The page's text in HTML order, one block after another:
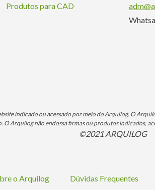
Produtos para CAD
indicado ou acessado por meio do Arquilog. O
O Arquilog não endossa firmas ou produtos indicados,
©2021 ARQUILOG
o Arquilog Dúvidas Frequentes